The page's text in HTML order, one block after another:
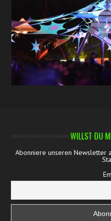
WILLST DU
Abonniere unseren Newsletter